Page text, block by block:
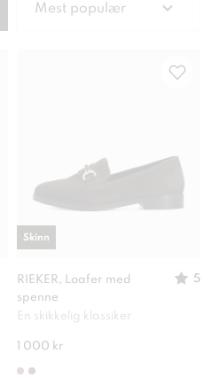
Mest populær
RIEKER, Loafer med
spenne
5
En skikkelig klassiker
1 000 kr
Skinn